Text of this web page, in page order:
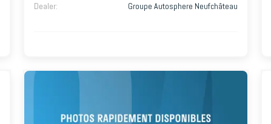
Dealer: Groupe Autosphere Neufchâteau